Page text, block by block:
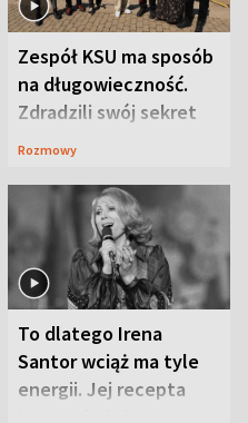
Zespół KSU ma sposób
na długowieczność.
Zdradzili swój sekret
Rozmowy
To dlatego Irena
Santor wciąż ma tyle
energii. Jej recepta
jest zaskakująco